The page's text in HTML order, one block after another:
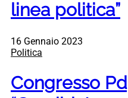
linea politica”
16 Gennaio 2023
Politica
Congresso